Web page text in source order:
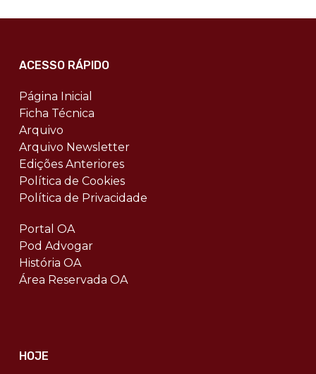
ACESSO RÁPIDO
Página Inicial
Ficha Técnica
Arquivo
Arquivo Newsletter
Edições Anteriores
Política de Cookies
Política de Privacidade
Portal OA
Pod Advogar
História OA
Área Reservada OA
HOJE